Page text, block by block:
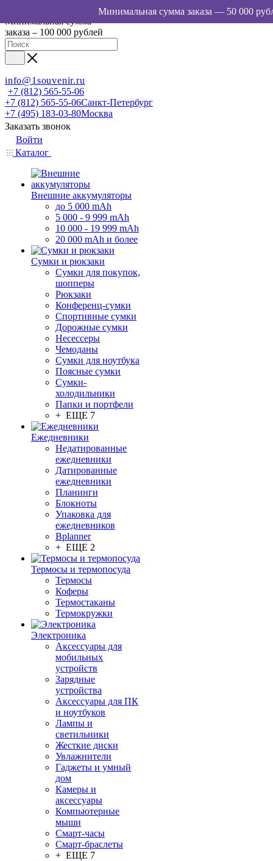
Минимальная сумма
заказа – 100 000 рублей
info@1souvenir.ru
+7 (812) 565-55-06
+7 (812) 565-55-06Санкт-Петербург
+7 (495) 183-03-80Москва
Заказать звонок
Войти
Каталог
Внешние аккумуляторы
до 5 000 mAh
5 000 - 9 999 mAh
10 000 - 19 999 mAh
20 000 mAh и более
Сумки и рюкзаки
Сумки для покупок,
шопперы
Рюкзаки
Конференц-сумки
Спортивные сумки
Дорожные сумки
Несессеры
Чемоданы
Сумки для ноутбука
Поясные сумки
Сумки-
холодильники
Папки и портфели
+ ЕЩЕ 7
Ежедневники
Недатированные
ежедневники
Датированные
ежедневники
Планинги
Блокноты
Упаковка для
ежедневников
Bplanner
+ ЕЩЕ 2
Термосы и термопосуда
Термосы
Коферы
Термостаканы
Термокружки
Электроника
Аксессуары для
мобильных
устройств
Зарядные
устройства
Аксессуары для ПК
и ноутбуков
Лампы и
светильники
Жесткие диски
Увлажнители
Гаджеты и умный
дом
Камеры и
аксессуары
Компьютерные
мыши
Смарт-часы
Смарт-браслеты
+ ЕЩЕ 7